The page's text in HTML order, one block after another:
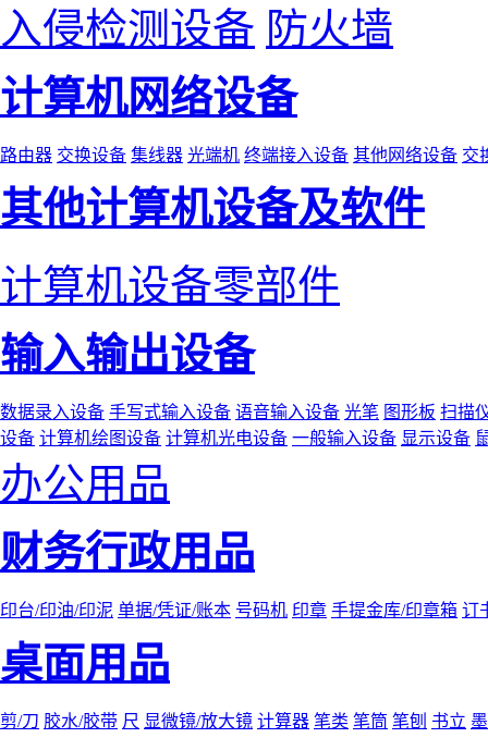
入侵检测设备 防火墙
计算机网络设备
路由器 交换设备 集线器 光端机 终端接入设备 其他网络设备 交
其他计算机设备及软件
计算机设备零部件
输入输出设备
数据录入设备 手写式输入设备 语音输入设备 光笔 图形板 扫描
设备 计算机绘图设备 计算机光电设备 一般输入设备 显示设备
办公用品
财务行政用品
印台/印油/印泥 单据/凭证/账本 号码机 印章 手提金库/印章箱 订
桌面用品
剪/刀 胶水/胶带 尺 显微镜/放大镜 计算器 笔类 笔筒 笔刨 书立